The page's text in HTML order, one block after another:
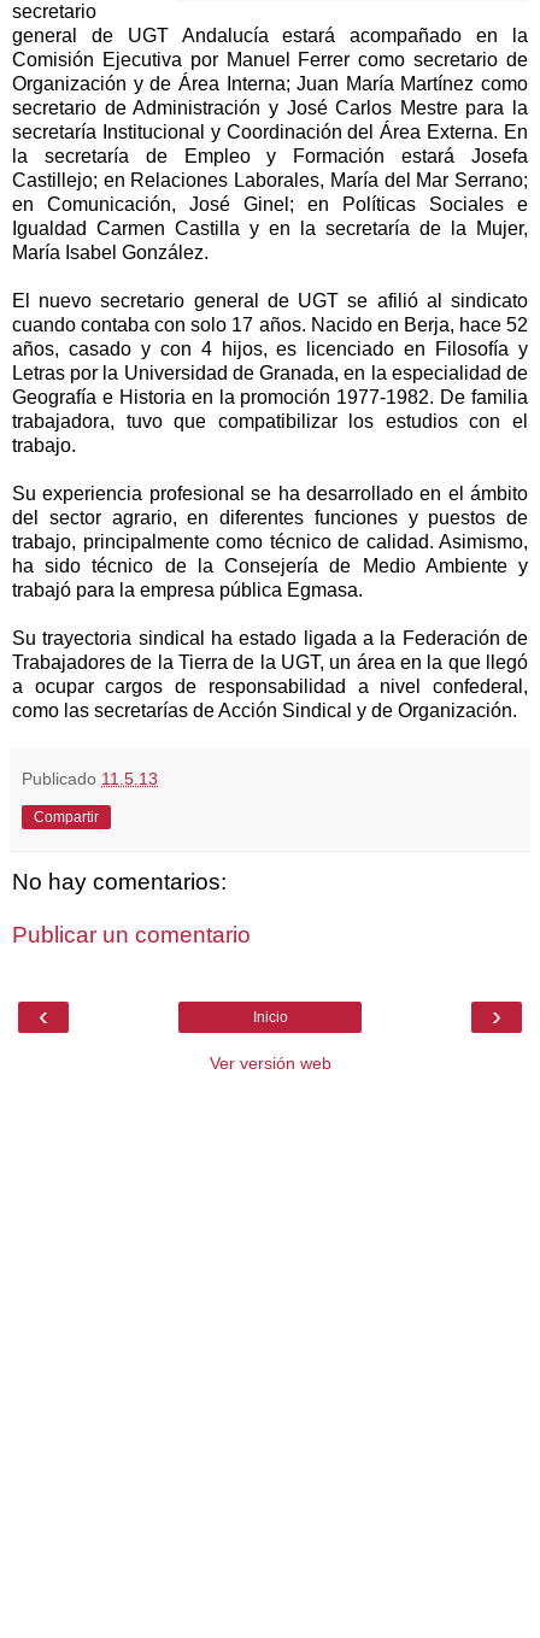
secretario
general de UGT Andalucía estará acompañado en
la
Comisión Ejecutiva por Manuel Ferrer como secretario de
Organización y de Área Interna; Juan María Martínez como
secretario de Administración y José Carlos Mestre para la
secretaría Institucional y Coordinación del Área Externa. En
la secretaría de Empleo y Formación estará Josefa
Castillejo; en Relaciones Laborales, María del Mar Serrano;
en Comunicación, José Ginel; en Políticas Sociales e
Igualdad Carmen Castilla y en la secretaría de
la Mujer,
María Isabel González.
El nuevo secretario general de UGT se afilió al sindicato
cuando contaba con solo 17 años. Nacido en Berja, hace 52
años, casado y con 4 hijos, es licenciado en Filosofía y
Letras por la Universidad de Granada, en la especialidad de
Geografía e Historia en la promoción 1977-1982. De familia
trabajadora, tuvo que compatibilizar los estudios con el
trabajo.
Su experiencia profesional se ha desarrollado en el ámbito
del sector agrario, en diferentes funciones y puestos de
trabajo, principalmente como técnico de calidad. Asimismo,
ha sido técnico de
la Consejería de Medio Ambiente y
trabajó para la empresa pública Egmasa.
Su trayectoria sindical ha estado ligada a la Federación de
Trabajadores de la Tierra de la UGT, un área en la que llegó
a ocupar cargos de responsabilidad a nivel confederal,
como las secretarías de Acción Sindical y de Organización.
Publicado 11.5.13
Compartir
No hay comentarios:
Publicar un comentario
‹ ›
Inicio
Ver versión web